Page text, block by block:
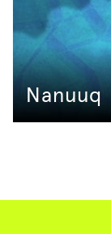
Nanuuq